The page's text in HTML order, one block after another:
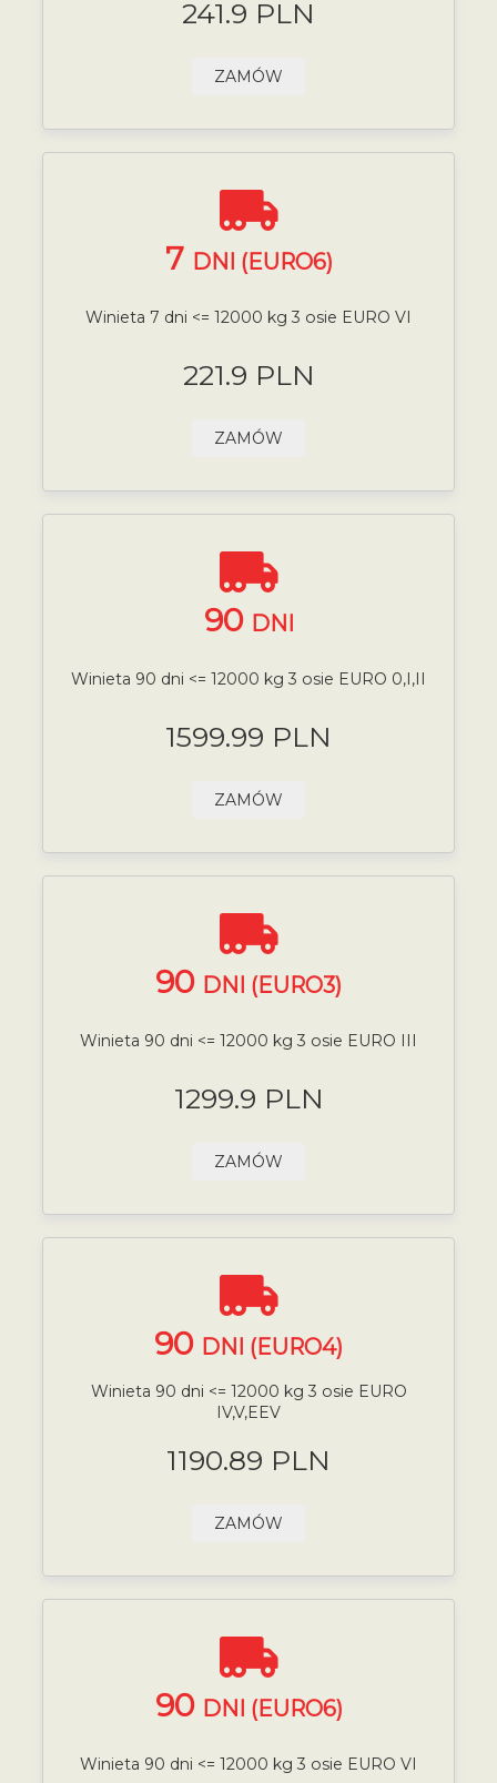
241.9 PLN
ZAMÓW
7 DNI (EURO6)
Winieta 7 dni <= 12000 kg 3 osie EURO VI
221.9 PLN
ZAMÓW
90 DNI
Winieta 90 dni <= 12000 kg 3 osie EURO 0,I,II
1599.99 PLN
ZAMÓW
90 DNI (EURO3)
Winieta 90 dni <= 12000 kg 3 osie EURO III
1299.9 PLN
ZAMÓW
90 DNI (EURO4)
Winieta 90 dni <= 12000 kg 3 osie EURO
IV,V,EEV
1190.89 PLN
ZAMÓW
90 DNI (EURO6)
Winieta 90 dni <= 12000 kg 3 osie EURO VI